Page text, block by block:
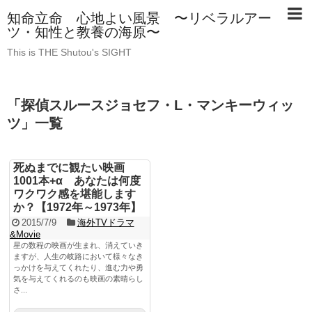
知命立命 心地よい風景 〜リベラルアー
ツ・知性と教養の海原〜
This is THE Shutou's SIGHT
「 探偵スルースジョセフ・L・マンキーウィッ
ツ 」 一覧
死ぬまでに観たい映画
1001本+α あなたは何度
ワクワク感を堪能します
か？【1972年～1973年】
2015/7/9
海外TVドラマ
&Movie
星の数程の映画が生まれ、消えていき
ますが、人生の岐路において様々なき
っかけを与えてくれたり、進む力や勇
気を与えてくれるのも映画の素晴らし
さ...